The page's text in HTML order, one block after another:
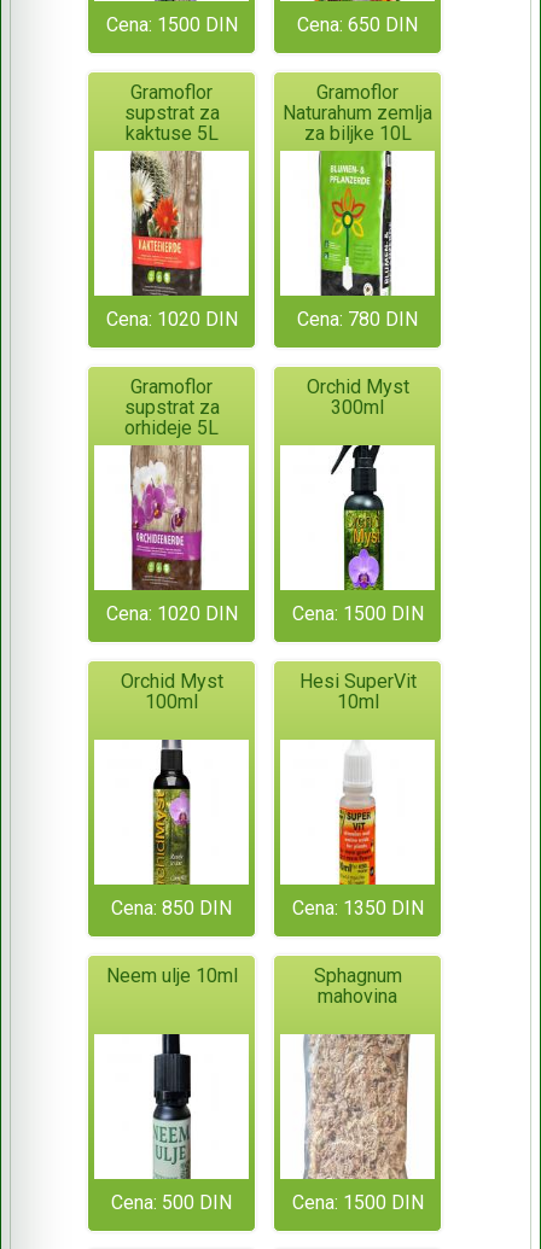
Cena: 1500 DIN Cena: 650 DIN
Gramoflor
supstrat za
kaktuse 5L
Cena: 1020 DIN
Gramoflor
Naturahum zemlja
za biljke 10L
Cena: 780 DIN
Gramoflor
supstrat za
orhideje 5L
Cena: 1020 DIN
Orchid Myst
300ml
Cena: 1500 DIN
Orchid Myst
100ml
Cena: 850 DIN
Hesi SuperVit
10ml
Cena: 1350 DIN
Neem ulje 10ml
Cena: 500 DIN
Sphagnum
mahovina
Cena: 1500 DIN